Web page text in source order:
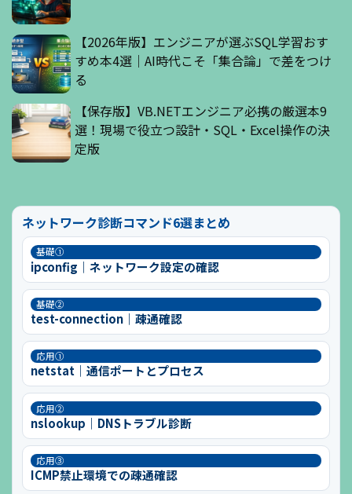
【2026年版】エンジニアが選ぶSQL学習おす
すめ本4選｜AI時代こそ「集合論」で差をつけ
る
【保存版】VB.NETエンジニア必携の厳選本9
選！現場で役立つ設計・SQL・Excel操作の決
定版
ネットワーク診断コマンド6選まとめ
基礎①
ipconfig｜ネットワーク設定の確認
基礎②
test-connection｜疎通確認
応用①
netstat｜通信ポートとプロセス
応用②
nslookup｜DNSトラブル診断
応用③
ICMP禁止環境での疎通確認